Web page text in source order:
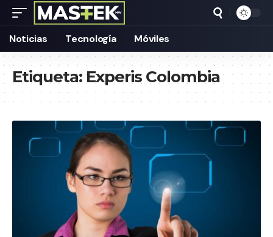
Noticias Tecnología Móviles
Etiqueta:Experis Colombia